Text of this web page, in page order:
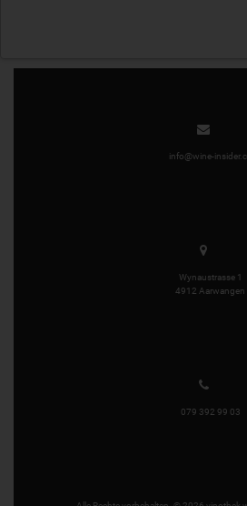
info@wine-
Wynaustrasse 1
4912 Aarwangen
079 392 99 03